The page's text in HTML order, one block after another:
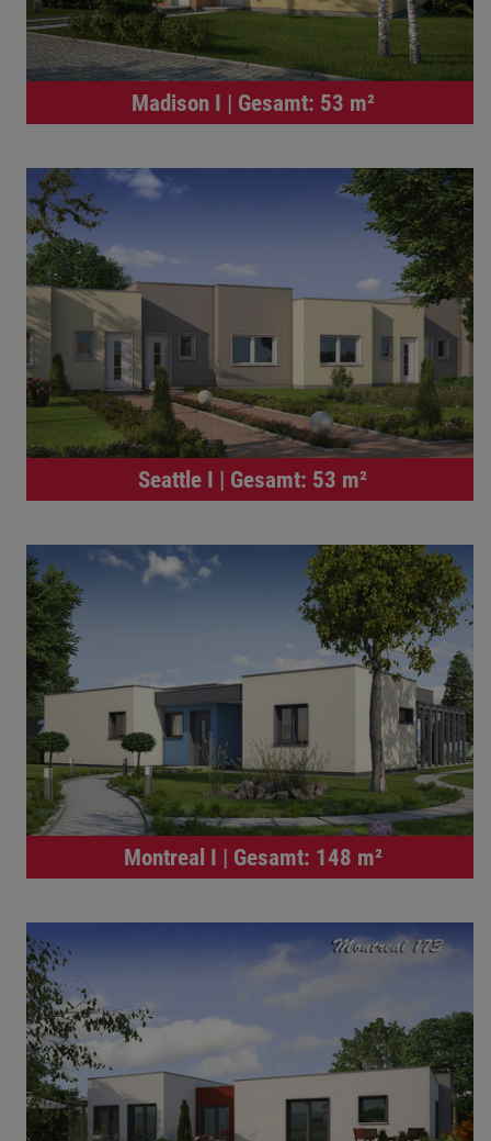
Madison I | Gesamt: 53 m²
Seattle I | Gesamt: 53 m²
Montreal I | Gesamt: 148 m²